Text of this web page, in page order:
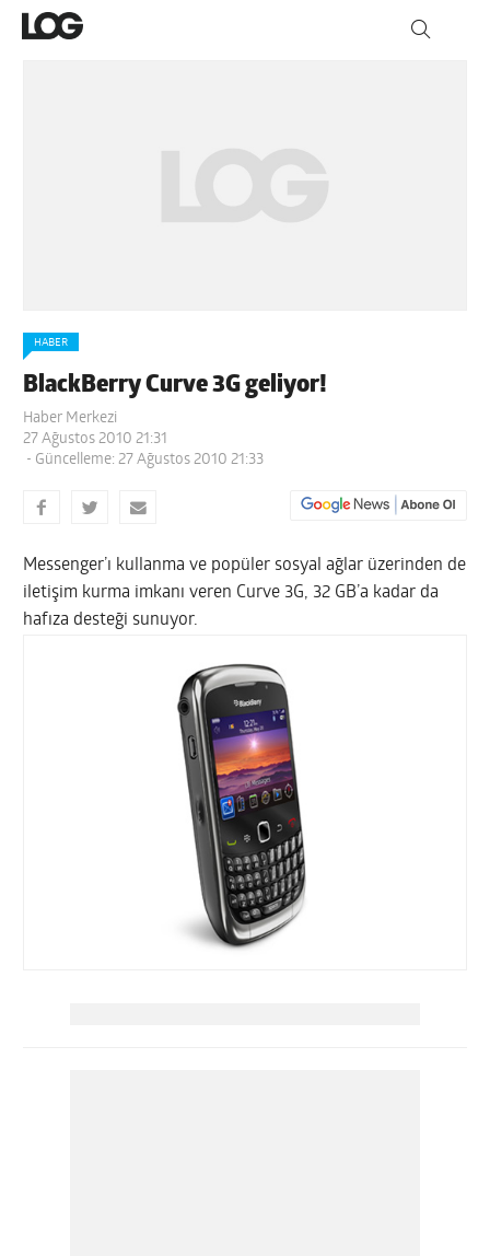
HABER
BlackBerry Curve 3G geliyor!
Haber Merkezi
27 Ağustos 2010 21:31
- Güncelleme: 27 Ağustos 2010 21:33
Messenger’ı kullanma ve popüler sosyal ağlar üzerinden de
iletişim kurma imkanı veren Curve 3G, 32 GB’a kadar da
hafıza desteği sunuyor.